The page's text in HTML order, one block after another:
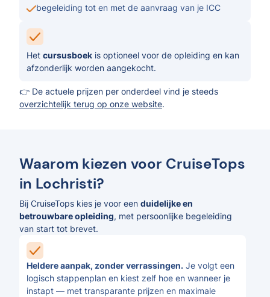
begeleiding tot en met de aanvraag van je ICC
Het cursusboek is optioneel voor de opleiding en kan
afzonderlijk worden aangekocht.
👉 De actuele prijzen per onderdeel vind je steeds
overzichtelijk terug op onze website.
Waarom kiezen voor CruiseTops
in Lochristi?
Bij CruiseTops kies je voor een duidelijke en
betrouwbare opleiding, met persoonlijke begeleiding
van start tot brevet.
Heldere aanpak, zonder verrassingen. Je volgt een
logisch stappenplan en kiest zelf hoe en wanneer je
instapt — met transparante prijzen en maximale